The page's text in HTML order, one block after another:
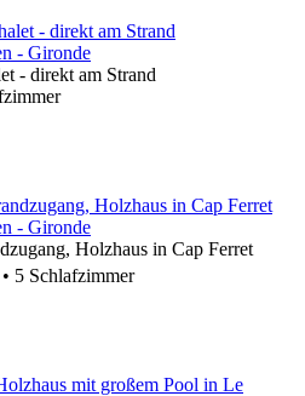
- Gironde
- direkt am Strand
- Gironde
Holzhaus in Cap Ferret
• 5 Schlafzimmer